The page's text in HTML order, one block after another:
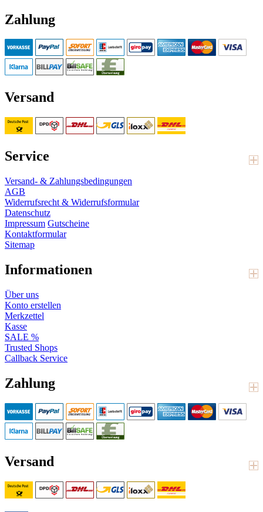
Zahlung
Versand
Service
Versand- & Zahlungsbedingungen
AGB
Widerrufsrecht & Widerrufsformular
Datenschutz
Impressum Gutscheine
Kontaktformular
Sitemap
Informationen
Über uns
Konto erstellen
Merkzettel
Kasse
SALE %
Trusted Shops
Callback Service
Zahlung
Versand